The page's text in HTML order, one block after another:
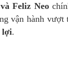
Feliz Neo
vận hành
lợi.